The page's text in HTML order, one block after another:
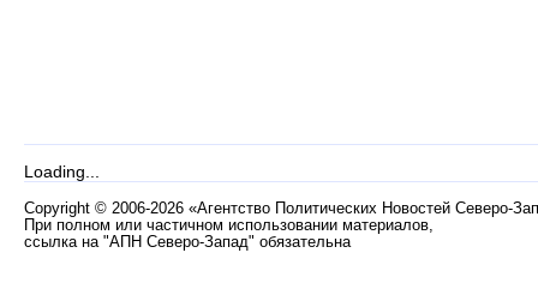
Loading...
Copyright © 2006-2026 «Агентство Политических Новостей Северо-
При полном или частичном использовании материалов,
ссылка на "АПН Северо-Запад" обязательна